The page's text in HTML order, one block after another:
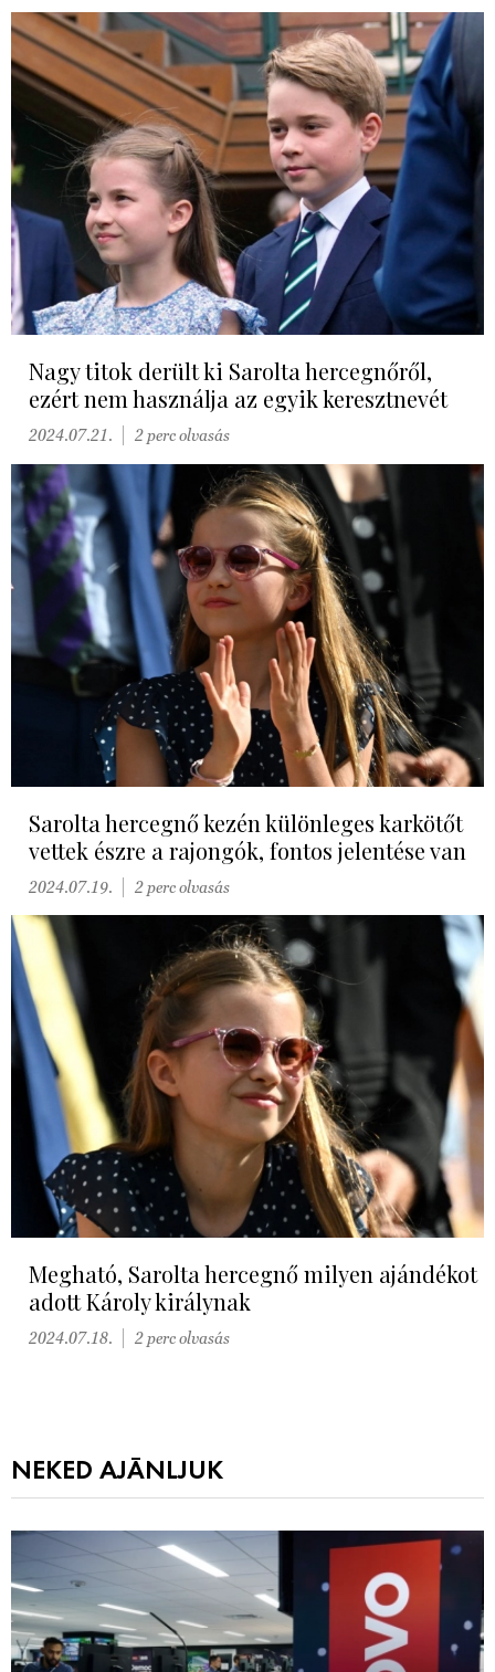
Nagy titok derült ki Sarolta hercegnőről,
ezért nem használja az egyik keresztnevét
2024.07.21. 2 perc olvasás
Sarolta hercegnő kezén különleges karkötőt
vettek észre a rajongók, fontos jelentése van
2024.07.19. 2 perc olvasás
Megható, Sarolta hercegnő milyen ajándékot
adott Károly királynak
2024.07.18. 2 perc olvasás
NEKED AJÁNLJUK